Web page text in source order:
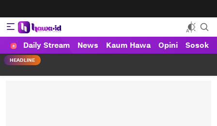
HAWA
Haluan Wanita Indonesia
Daily Stream News Kaum Hawa Opini Sosok
HEADLINE